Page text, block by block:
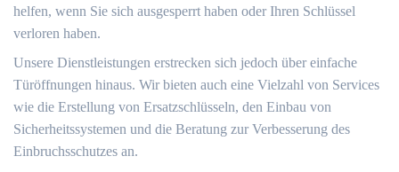
helfen, wenn Sie sich ausgesperrt haben oder Ihren Schlüssel
verloren haben.​
Unsere Dienstleistungen erstrecken sich jedoch über einfache
Türöffnungen hinaus.​ Wir bieten auch eine Vielzahl von Services
wie die Erstellung von Ersatzschlüsseln, den Einbau von
Sicherheitssystemen und die Beratung zur Verbesserung des
Einbruchsschutzes an.​